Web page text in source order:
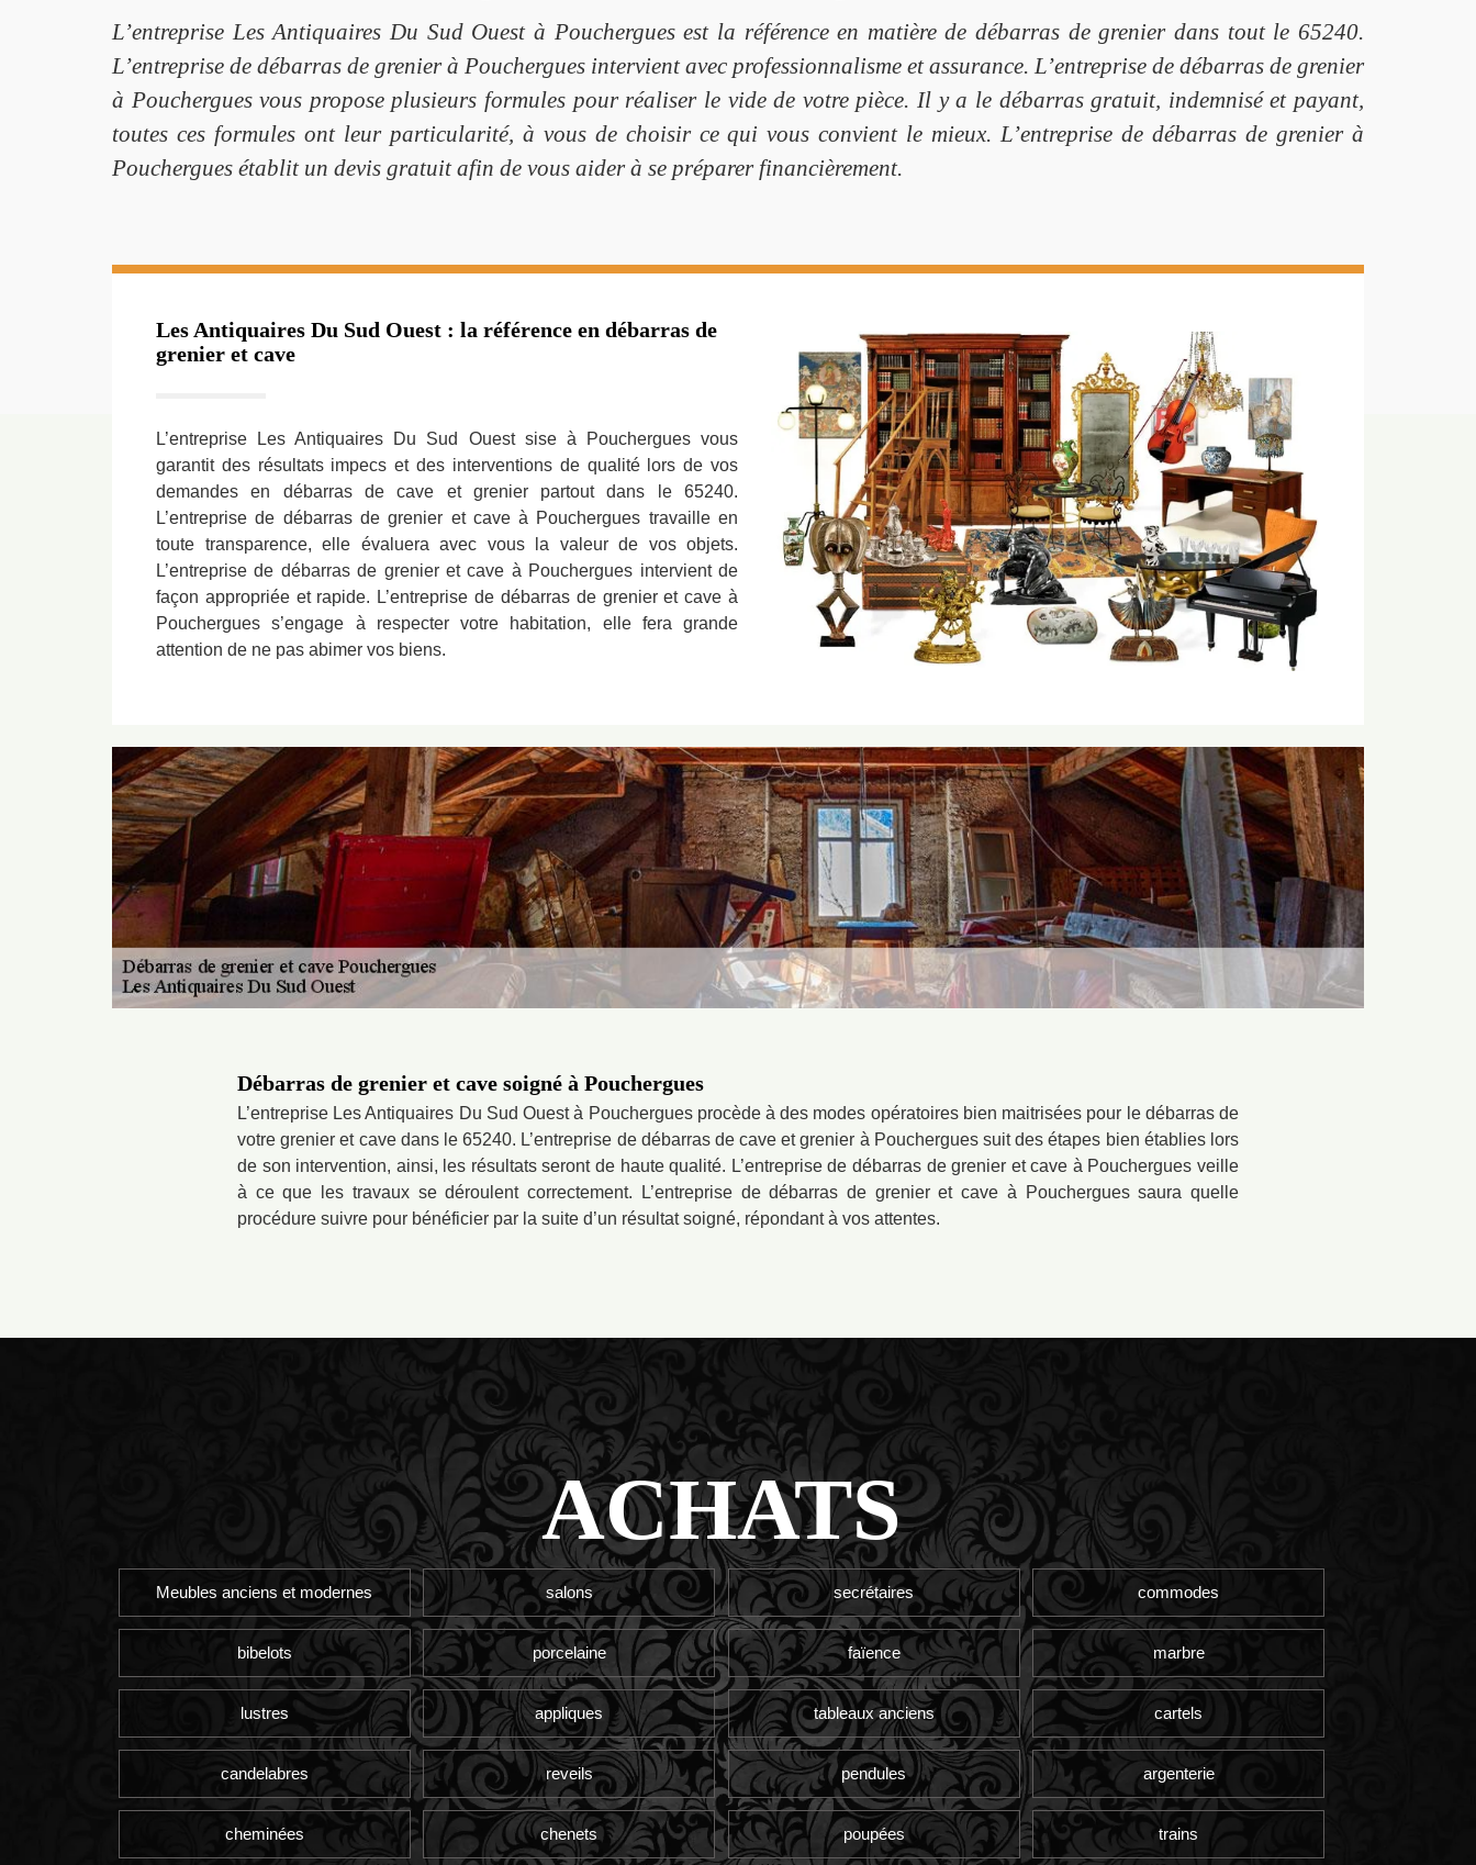
L’entreprise Les Antiquaires Du Sud Ouest à Pouchergues est la référence en matière de débarras de grenier dans tout le 65240.
L’entreprise de débarras de grenier à Pouchergues intervient avec professionnalisme et assurance. L’entreprise de débarras de grenier
à Pouchergues vous propose plusieurs formules pour réaliser le vide de votre pièce. Il y a le débarras gratuit, indemnisé et payant,
toutes ces formules ont leur particularité, à vous de choisir ce qui vous convient le mieux. L’entreprise de débarras de grenier à
Pouchergues établit un devis gratuit afin de vous aider à se préparer financièrement.
Les Antiquaires Du Sud Ouest : la référence en débarras de
grenier et cave
L’entreprise Les Antiquaires Du Sud Ouest sise à Pouchergues vous
garantit des résultats impecs et des interventions de qualité lors de vos
demandes en débarras de cave et grenier partout dans le 65240.
L’entreprise de débarras de grenier et cave à Pouchergues travaille en
toute transparence, elle évaluera avec vous la valeur de vos objets.
L’entreprise de débarras de grenier et cave à Pouchergues intervient de
façon appropriée et rapide. L’entreprise de débarras de grenier et cave à
Pouchergues s’engage à respecter votre habitation, elle fera grande
attention de ne pas abimer vos biens.
Débarras de grenier et cave soigné à Pouchergues
L’entreprise Les Antiquaires Du Sud Ouest à Pouchergues procède à des modes opératoires bien maitrisées pour le débarras de
votre grenier et cave dans le 65240. L’entreprise de débarras de cave et grenier à Pouchergues suit des étapes bien établies lors
de son intervention, ainsi, les résultats seront de haute qualité. L’entreprise de débarras de grenier et cave à Pouchergues veille
à ce que les travaux se déroulent correctement. L’entreprise de débarras de grenier et cave à Pouchergues saura quelle
procédure suivre pour bénéficier par la suite d’un résultat soigné, répondant à vos attentes.
ACHATS
Meubles anciens et modernes salons secrétaires commodes
bibelots porcelaine faïence marbre
lustres appliques tableaux anciens cartels
candelabres reveils pendules argenterie
cheminées chenets poupées trains